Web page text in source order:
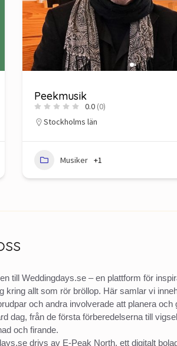
Peekmusik
0.0 (0)
Stockholms län
Musiker +1
till Weddingdays.se – en plattform för
kring allt som rör bröllop. Här samlar vi
och andra involverade att planera och
dag, från de första förberedelserna till
och firande.
drivs av E-Peak North, ett digitalt